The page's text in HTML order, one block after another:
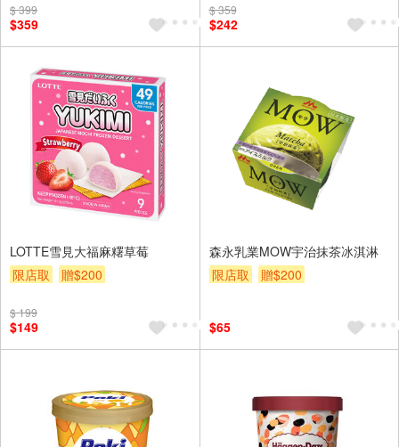
$ 399
$359
$ 359
$242
LOTTE雪見大福麻糬草莓
限店取
贈$200
$ 199
$149
森永乳業MOW宇治抹茶冰淇淋
限店取
贈$200
$65